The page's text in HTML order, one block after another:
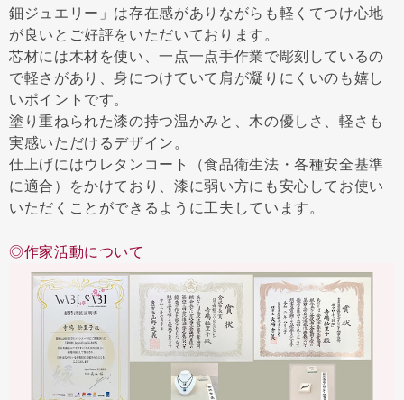
鈿ジュエリー」は存在感がありながらも軽くてつけ心地
が良いとご好評をいただいております。
芯材には木材を使い、一点一点手作業で彫刻しているの
で軽さがあり、身につけていて肩が凝りにくいのも嬉し
いポイントです。
塗り重ねられた漆の持つ温かみと、木の優しさ、軽さも
実感いただけるデザイン。
仕上げにはウレタンコート（食品衛生法・各種安全基準
に適合）をかけており、漆に弱い方にも安心してお使い
いただくことができるように工夫しています。
◎作家活動について